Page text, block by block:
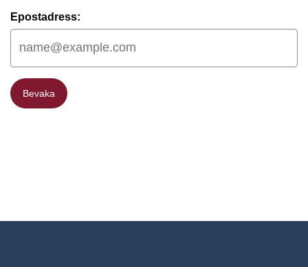
Epostadress:
Bevaka
Bevaka